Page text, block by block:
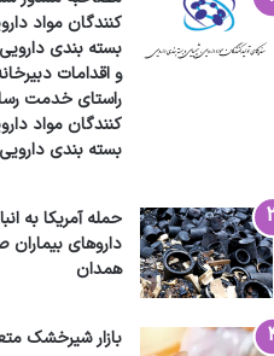
کنندگان مواد
بسته بندی دارویی
و اقدامات
راستای خدمت
کنندگان مواد
بسته بندی دارویی
حمله آمریکا به
داروهای
همدان
بازار شیرخشک